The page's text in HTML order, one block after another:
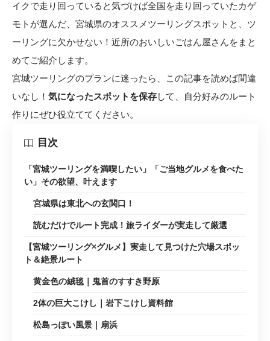
イクで走り回っていると気づけば全国を走り回っていたカゲ
モトが選んだ、宮城県のオススメツーリングスポットと、ツ
ーリングに欠かせない！近所のおいしいごはん屋さんをまと
めてご紹介します。
宮城ツーリングのプランに迷ったら、この記事を読めば間違
いなし！ 気になったスポットを保存して、自分好みのルート
作りにぜひ役立ててください。
目次
「宮城ツーリングを満喫したい」「ご当地グルメを食べた
い」その欲望、叶えます
宮城県は東北への玄関口！
読むだけでルート完成！旅ライダーが実走して厳選
【宮城ツーリング×グルメ】実走して見つけた穴場スポッ
ト＆絶景ルート
黄金色の絨毯｜鬼首のすすき野原
2体の巨大こけし｜岩下こけし資料館
松島っぽい風景｜扇浜